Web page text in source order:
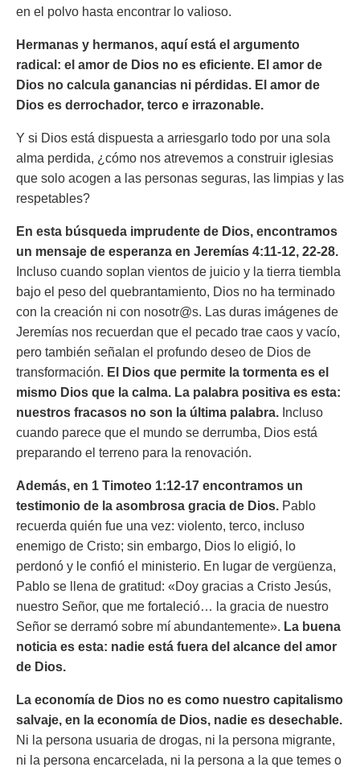
en el polvo hasta encontrar lo valioso.
Hermanas y hermanos, aquí está el argumento
radical: el amor de Dios no es eficiente. El amor de
Dios no calcula ganancias ni pérdidas. El amor de
Dios es derrochador, terco e irrazonable.
Y si Dios está dispuesta a arriesgarlo todo por una sola
alma perdida, ¿cómo nos atrevemos a construir iglesias
que solo acogen a las personas seguras, las limpias y las
respetables?
En esta búsqueda imprudente de Dios, encontramos
un mensaje de esperanza en Jeremías 4:11-12, 22-28.
Incluso cuando soplan vientos de juicio y la tierra tiembla
bajo el peso del quebrantamiento, Dios no ha terminado
con la creación ni con nosotr@s. Las duras imágenes de
Jeremías nos recuerdan que el pecado trae caos y vacío,
pero también señalan el profundo deseo de Dios de
transformación. El Dios que permite la tormenta es el
mismo Dios que la calma. La palabra positiva es esta:
nuestros fracasos no son la última palabra. Incluso
cuando parece que el mundo se derrumba, Dios está
preparando el terreno para la renovación.
Además, en 1 Timoteo 1:12-17 encontramos un
testimonio de la asombrosa gracia de Dios. Pablo
recuerda quién fue una vez: violento, terco, incluso
enemigo de Cristo; sin embargo, Dios lo eligió, lo
perdonó y le confió el ministerio. En lugar de vergüenza,
Pablo se llena de gratitud: «Doy gracias a Cristo Jesús,
nuestro Señor, que me fortaleció… la gracia de nuestro
Señor se derramó sobre mí abundantemente». La buena
noticia es esta: nadie está fuera del alcance del amor
de Dios.
La economía de Dios no es como nuestro capitalismo
salvaje, en la economía de Dios, nadie es desechable.
Ni la persona usuaria de drogas, ni la persona migrante,
ni la persona encarcelada, ni la persona a la que temes o